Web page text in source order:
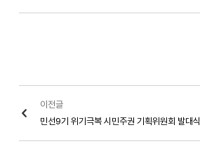
이전글
민선9기 위기극복 시민주권 기획위원회 발대식